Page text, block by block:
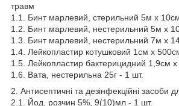
травм
1.1. Бинт марлевий, стерильний 5м х
1.2. Бинт марлевий, нестерильний 5м х
1.3. Бинт марлевий, нестерильний 7м х
1.4. Лейкопластир котушковий 1см х
1.5. Лейкопластир бактерицидний 1,9см
1.6. Вата, нестерильна 25г - 1 шт.
2. Антисептичні та дезінфекційні засоби
2.1. Йод, розчин 5%, 9(10)мл - 1 шт.